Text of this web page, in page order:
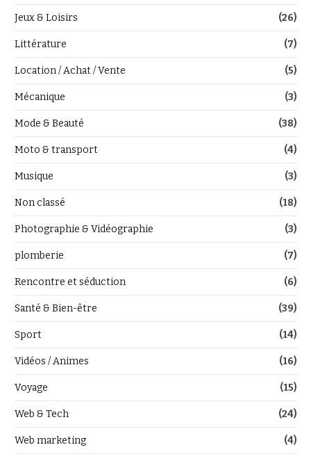
Jeux & Loisirs (26)
Littérature (7)
Location / Achat / Vente (5)
Mécanique (3)
Mode & Beauté (38)
Moto & transport (4)
Musique (3)
Non classé (18)
Photographie & Vidéographie (3)
plomberie (7)
Rencontre et séduction (6)
Santé & Bien-être (39)
Sport (14)
Vidéos / Animes (16)
Voyage (15)
Web & Tech (24)
Web marketing (4)